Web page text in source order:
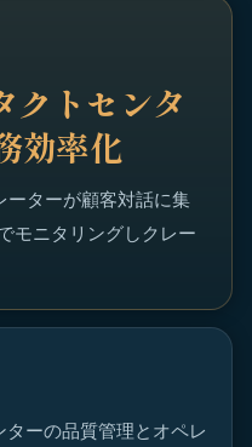
クトセンタ
効率化
ーターが顧客対話に集
モニタリングしクレー
ーの品質管理とオペレ